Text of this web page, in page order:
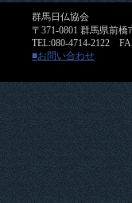
群馬日仏協会
〒371-0801 群馬県前
TEL:080-4714-2122
■お問い合わせ